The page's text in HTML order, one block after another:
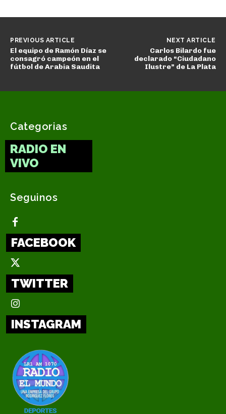
PREVIOUS ARTICLE
El equipo de Ramón Díaz se
consagró campeón en el
fútbol de Arabia Saudita
NEXT ARTICLE
Carlos Bilardo fue
declarado “Ciudadano
Ilustre” de La Plata
Categorias
RADIO EN
VIVO
Seguinos
FACEBOOK
TWITTER
INSTAGRAM